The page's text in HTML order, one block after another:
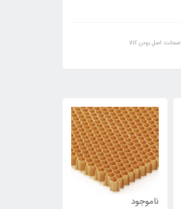
ضمانت اصل بودن کالا
ناموجود